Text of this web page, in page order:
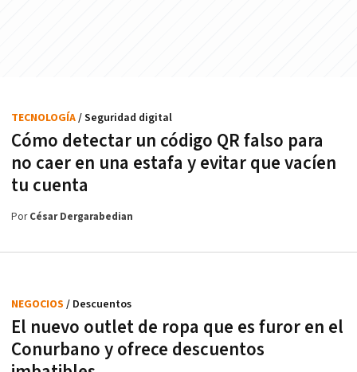
Cómo detectar un código QR falso para
no caer en una estafa y evitar que vacíen
tu cuenta
TECNOLOGÍA/ Seguridad digital
PorCésar Dergarabedian
El nuevo outlet de ropa que es furor en el
Conurbano y ofrece descuentos
NEGOCIOS / Descuentos